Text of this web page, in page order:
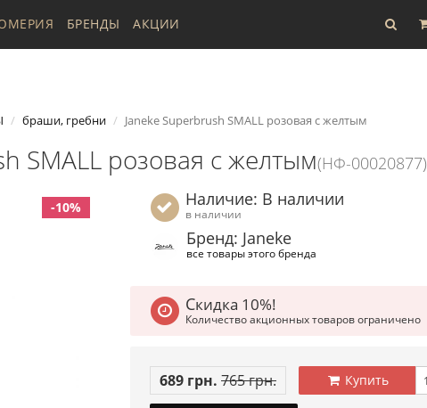
БРЕНДЫ АКЦИИ
браши, гребни Janeke Superbrush SMALL розовая с желтым
SMALL розовая с желтым(НФ-00020877)
-10% Наличие: В наличии
в наличии
Бренд: Janeke
все товары этого бренда
Скидка 10%!
Количество акционных товаров ограничено
689 грн. 765 грн. Купить